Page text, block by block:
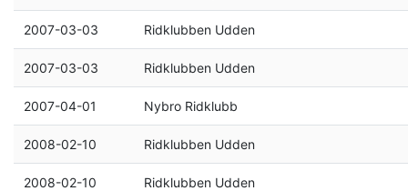
2007-03-03 Ridklubben Udden
2007-03-03 Ridklubben Udden
2007-04-01 Nybro Ridklubb
2008-02-10 Ridklubben Udden
2008-02-10 Ridklubben Udden